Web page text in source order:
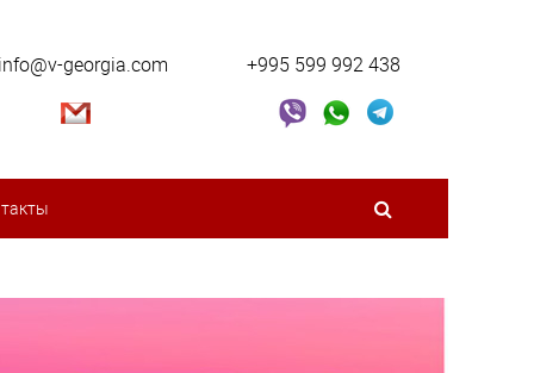
georgia.com +995 599 992 438